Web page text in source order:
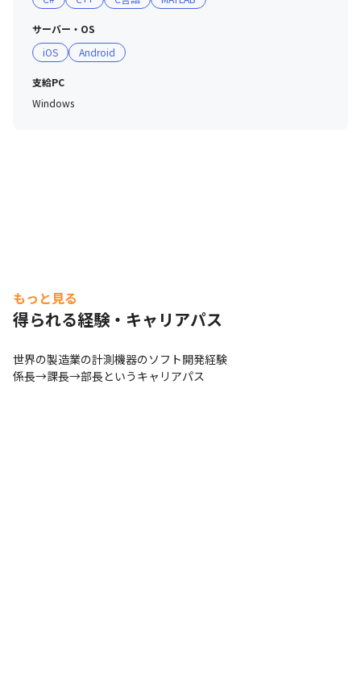
サーバー・OS
iOS
Android
支給PC
Windows
もっと見る
得られる経験・キャリアパス
世界の製造業の計測機器のソフト開発経験
係長→課長→部長というキャリアパス